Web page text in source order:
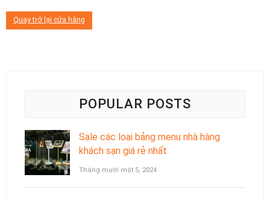
Quay trở lại cửa hàng
POPULAR POSTS
Sale các loại bảng menu nhà hàng
khách sạn giá rẻ nhất
Tháng mười một 5, 2024